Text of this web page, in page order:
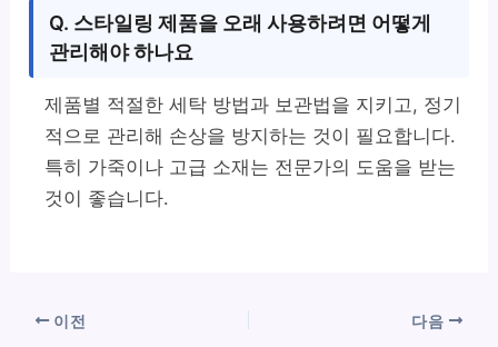
Q. 스타일링 제품을 오래 사용하려면 어떻게
관리해야 하나요
제품별 적절한 세탁 방법과 보관법을 지키고, 정기
적으로 관리해 손상을 방지하는 것이 필요합니다.
특히 가죽이나 고급 소재는 전문가의 도움을 받는
것이 좋습니다.
이전 다음